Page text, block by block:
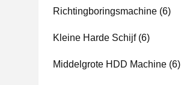
Richtingboringsmachine (6)
Kleine Harde Schijf(6)
Middelgrote HDD Machine (6)